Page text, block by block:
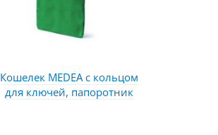
Кошелек MEDEA с кольцом
для ключей, папоротник